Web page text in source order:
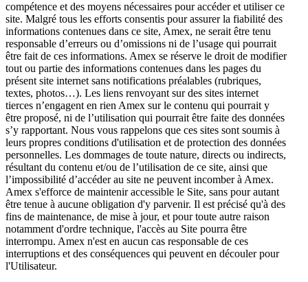
compétence et des moyens nécessaires pour accéder et utiliser ce
site. Malgré tous les efforts consentis pour assurer la fiabilité des
informations contenues dans ce site, Amex, ne serait être tenu
responsable d’erreurs ou d’omissions ni de l’usage qui pourrait
être fait de ces informations. Amex se réserve le droit de modifier
tout ou partie des informations contenues dans les pages du
présent site internet sans notifications préalables (rubriques,
textes, photos…). Les liens renvoyant sur des sites internet
tierces n’engagent en rien Amex sur le contenu qui pourrait y
être proposé, ni de l’utilisation qui pourrait être faite des données
s’y rapportant. Nous vous rappelons que ces sites sont soumis à
leurs propres conditions d'utilisation et de protection des données
personnelles. Les dommages de toute nature, directs ou indirects,
résultant du contenu et/ou de l’utilisation de ce site, ainsi que
l’impossibilité d’accéder au site ne peuvent incomber à Amex.
Amex s'efforce de maintenir accessible le Site, sans pour autant
être tenue à aucune obligation d'y parvenir. Il est précisé qu'à des
fins de maintenance, de mise à jour, et pour toute autre raison
notamment d'ordre technique, l'accès au Site pourra être
interrompu. Amex n'est en aucun cas responsable de ces
interruptions et des conséquences qui peuvent en découler pour
l'Utilisateur.